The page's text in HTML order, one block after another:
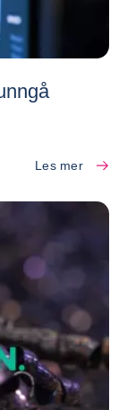
Les mer